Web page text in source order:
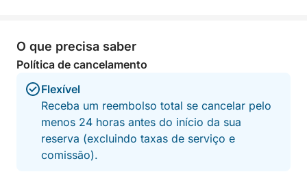
O que precisa saber
Política de cancelamento
Flexível
Receba um reembolso total se cancelar pelo
menos 24 horas antes do início da sua
reserva (excluindo taxas de serviço e
comissão).